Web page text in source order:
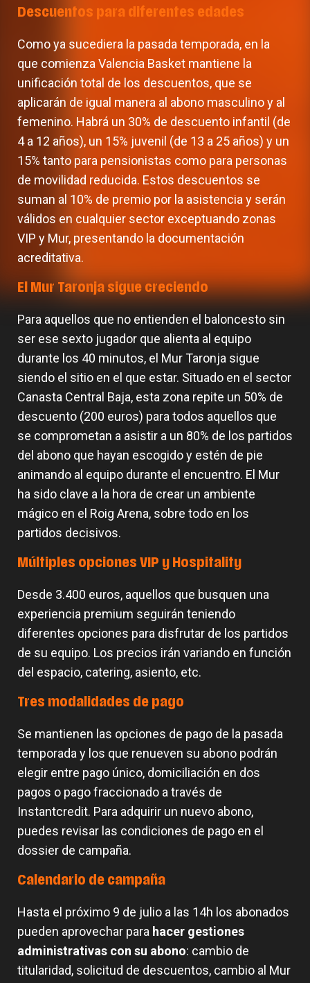
Descuentos para diferentes edades
Como ya sucediera la pasada temporada, en la
que comienza Valencia Basket mantiene la
unificación total de los descuentos, que se
aplicarán de igual manera al abono masculino y al
femenino. Habrá un 30% de descuento infantil (de
4 a 12 años), un 15% juvenil (de 13 a 25 años) y un
15% tanto para pensionistas como para personas
de movilidad reducida. Estos descuentos se
suman al 10% de premio por la asistencia y serán
válidos en cualquier sector exceptuando zonas
VIP y Mur, presentando la documentación
acreditativa.
El Mur Taronja sigue creciendo
Para aquellos que no entienden el baloncesto sin
ser ese sexto jugador que alienta al equipo
durante los 40 minutos, el Mur Taronja sigue
siendo el sitio en el que estar. Situado en el sector
Canasta Central Baja, esta zona repite un 50% de
descuento (200 euros) para todos aquellos que
se comprometan a asistir a un 80% de los partidos
del abono que hayan escogido y estén de pie
animando al equipo durante el encuentro. El Mur
ha sido clave a la hora de crear un ambiente
mágico en el Roig Arena, sobre todo en los
partidos decisivos.
Múltiples opciones VIP y Hospitality
Desde 3.400 euros, aquellos que busquen una
experiencia premium seguirán teniendo
diferentes opciones para disfrutar de los partidos
de su equipo. Los precios irán variando en función
del espacio, catering, asiento, etc.
Tres modalidades de pago
Se mantienen las opciones de pago de la pasada
temporada y los que renueven su abono podrán
elegir entre pago único, domiciliación en dos
pagos o pago fraccionado a través de
Instantcredit. Para adquirir un nuevo abono,
puedes revisar las condiciones de pago en el
dossier de campaña.
Calendario de campaña
Hasta el próximo 9 de julio a las 14h los abonados
pueden aprovechar para hacer gestiones
administrativas con su abono: cambio de
titularidad, solicitud de descuentos, cambio al Mur